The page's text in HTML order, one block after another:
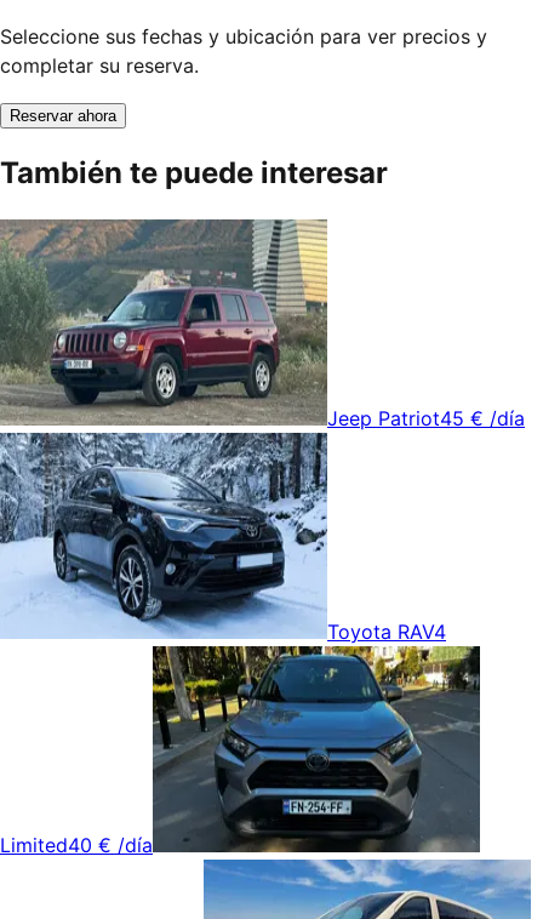
Seleccione sus fechas y ubicación para ver precios y
completar su reserva.
Reservar ahora
También te puede interesar
Jeep Patriot45 € /día
Toyota RAV4
Limited40 € /día